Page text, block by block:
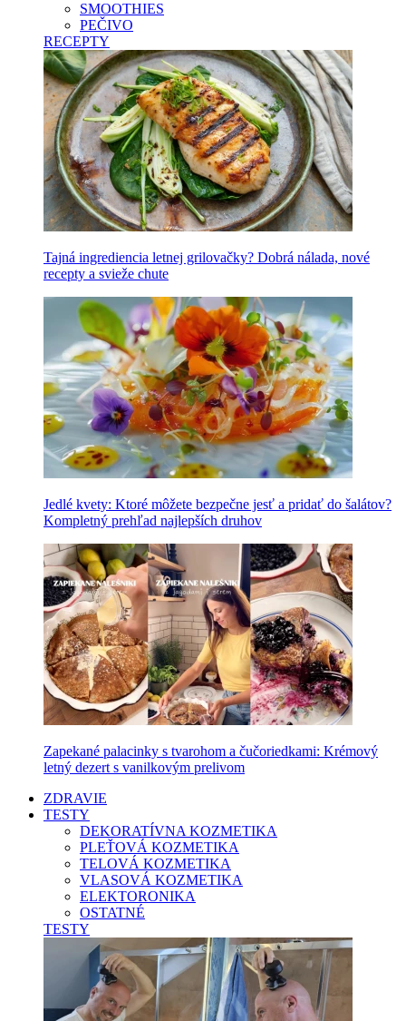
SMOOTHIES
PEČIVO
RECEPTY
Tajná ingrediencia letnej grilovačky? Dobrá nálada, nové
recepty a svieže chute
Jedlé kvety: Ktoré môžete bezpečne jesť a pridať do šalátov?
Kompletný prehľad najlepších druhov
Zapekané palacinky s tvarohom a čučoriedkami: Krémový
letný dezert s vanilkovým prelivom
ZDRAVIE
TESTY
DEKORATÍVNA KOZMETIKA
PLEŤOVÁ KOZMETIKA
TELOVÁ KOZMETIKA
VLASOVÁ KOZMETIKA
ELEKTORONIKA
OSTATNÉ
TESTY